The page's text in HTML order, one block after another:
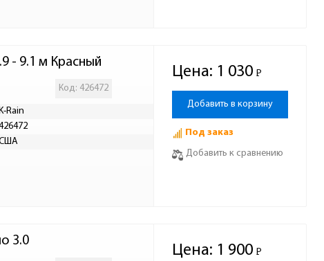
- 9.1 м Красный
Код: 426472
Rain
Цена: 1 030 Р
-
Добавить в корзину
Под заказ
Добавить к сравнению
3.0
Цена: 1 900 Р
-